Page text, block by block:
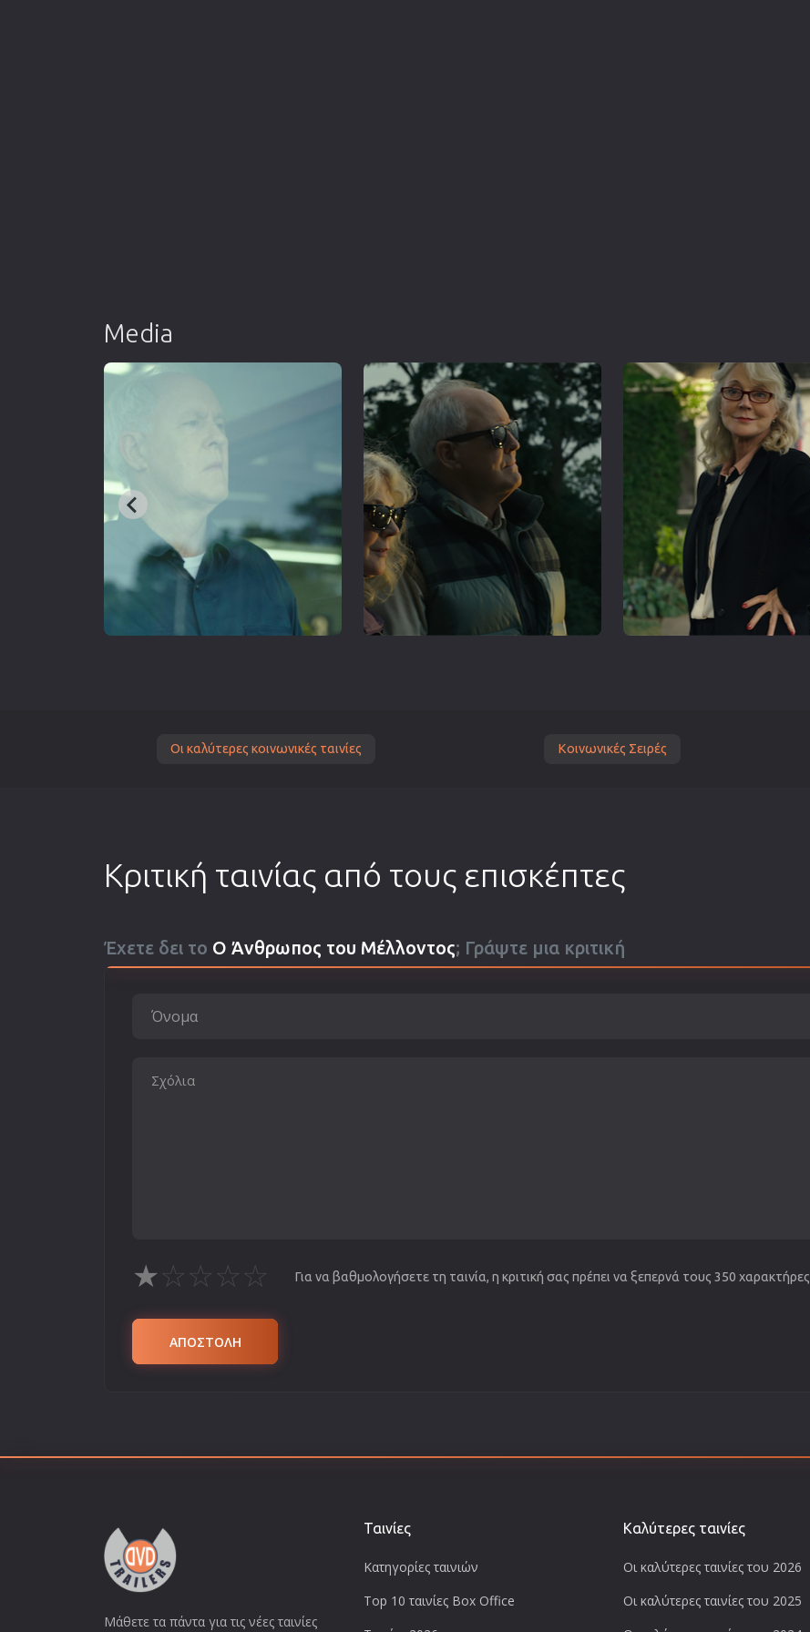
Media
Οι καλύτερες κοινωνικές ταινίες Κοινωνικές Σειρές
Κριτική ταινίας από τους επισκέπτες
Έχετε δει το Ο Άνθρωπος του Μέλλοντος; Γράψτε μια κριτική
★☆☆☆☆ Για να βαθμολογήσετε τη ταινία, η κριτική σας πρέπει να ξεπερνά τους 350 χαρακτήρες
ΑΠΟΣΤΟΛΗ
Μάθετε τα πάντα για τις νέες ταινίες
Ταινίες
Κατηγορίες ταινιών
Top 10 ταινίες Box Office
Καλύτερες ταινίες
Οι καλύτερες ταινίες του 2026
Οι καλύτερες ταινίες του 2025